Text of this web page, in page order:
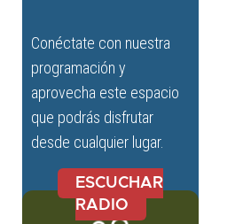
Conéctate con nuestra
programación y
aprovecha este espacio
que podrás disfrutar
desde cualquier lugar.
ESCUCHAR
RADIO